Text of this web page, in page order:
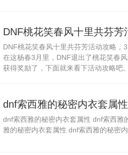
DNF桃花笑春风十里共芬
览
DNF桃花笑春风十里共芬芳活动攻略，
在这杨春3月里，DNF退出了桃花笑春
获得奖励了，下面就来看下活动攻略吧
dnf索西雅的秘密内衣套属
装展示
dnf索西雅的秘密内衣套属性 dnf索西雅
雅的秘密内衣套属性 dnf索西雅的秘密